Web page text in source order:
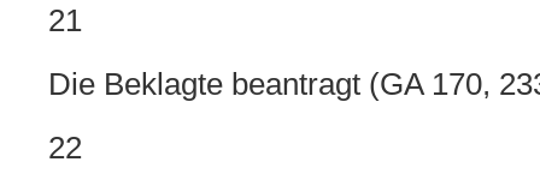
21
Die Beklagte beantragt (GA 170,
22